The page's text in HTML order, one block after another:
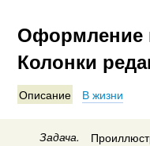
Оформление
Колонки
Описание В жизни
Задача.